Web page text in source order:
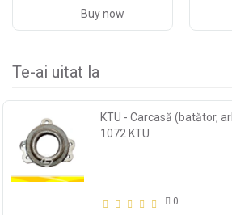
Buy now
Te-ai uitat la
KTU - Carcasă (batător,
1072 KTU
0